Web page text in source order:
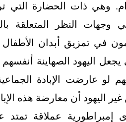
وهي ذات الحضارة التي
وجهات النظر
في تمزيق أبدان
يجعل اليهود الصهاينة
لو عارضت الإبادة
غير اليهود أن معارضة هذه
إمبراطورية عملاقة تمتد